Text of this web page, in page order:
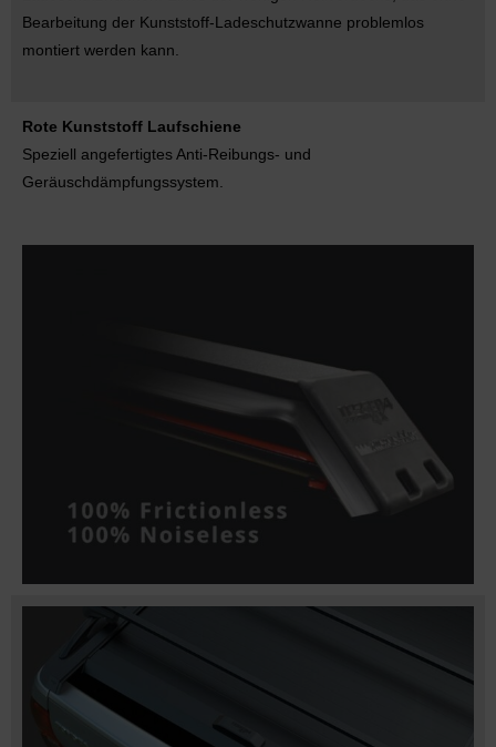
Bearbeitung der Kunststoff-Ladeschutzwanne problemlos
montiert werden kann.
Rote Kunststoff Laufschiene
Speziell angefertigtes Anti-Reibungs- und
Geräuschdämpfungssystem.